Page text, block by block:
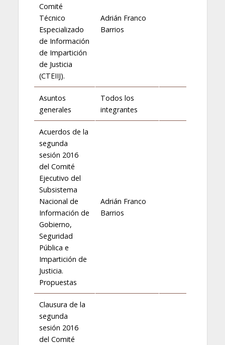
Comité
Técnico
Especializado
de Información
de Impartición
de Justicia
(CTEIIJ).
Adrián Franco
Barrios
Asuntos
generales
Todos los
integrantes
Acuerdos de la
segunda
sesión 2016
del Comité
Ejecutivo del
Subsistema
Nacional de
Información de
Gobierno,
Seguridad
Pública e
Impartición de
Justicia.
Propuestas
Adrián Franco
Barrios
Clausura de la
segunda
sesión 2016
del Comité